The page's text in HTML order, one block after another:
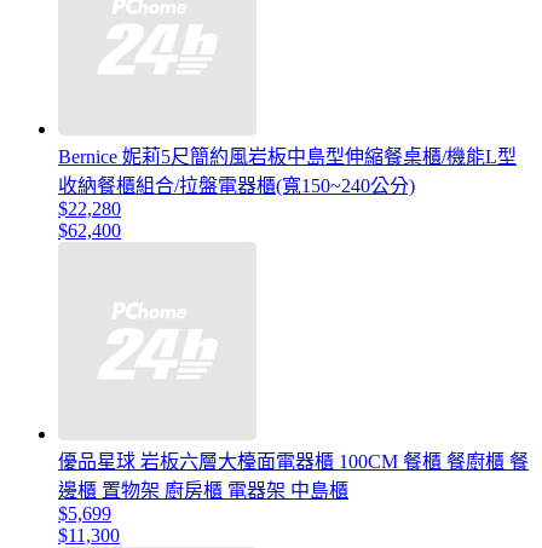
Bernice 妮莉5尺簡約風岩板中島型伸縮餐桌櫃/機能L型
收納餐櫃組合/拉盤電器櫃(寬150~240公分)
$22,280
$62,400
優品星球 岩板六層大檯面電器櫃 100CM 餐櫃 餐廚櫃 餐
邊櫃 置物架 廚房櫃 電器架 中島櫃
$5,699
$11,300